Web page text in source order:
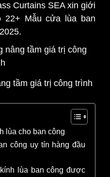
Curtains SEA xin giới
22+ Mẫu cửa lùa ban
tầm giá trị công trình
lùa cho ban công
công uy tín hàng đầu
lùa ban công được